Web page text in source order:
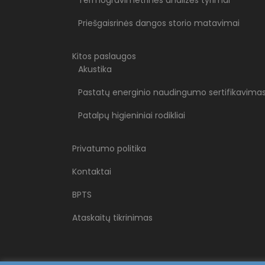
Priešgaisrinės dangos storio matavimai
Kitos paslaugos
Akustika
Pastatų energinio naudingumo
Patalpų higieniniai rodikliai
Privatumo politika
Kontaktai
BPTS
Ataskaitų tikrinimas